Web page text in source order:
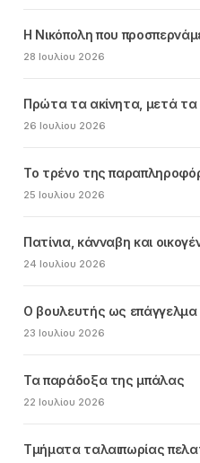
Η Νικόπολη που
28 Ιουλίου 2026
Πρώτα τα ακίνητα, μετά τα
26 Ιουλίου 2026
Το τρένο της
25 Ιουλίου 2026
Πατίνια, κάνναβη και
24 Ιουλίου 2026
Ο βουλευτής ως επάγγελμα
23 Ιουλίου 2026
Τα παράδοξα της μπάλας
22 Ιουλίου 2026
Τμήματα ταλαιπωρίας